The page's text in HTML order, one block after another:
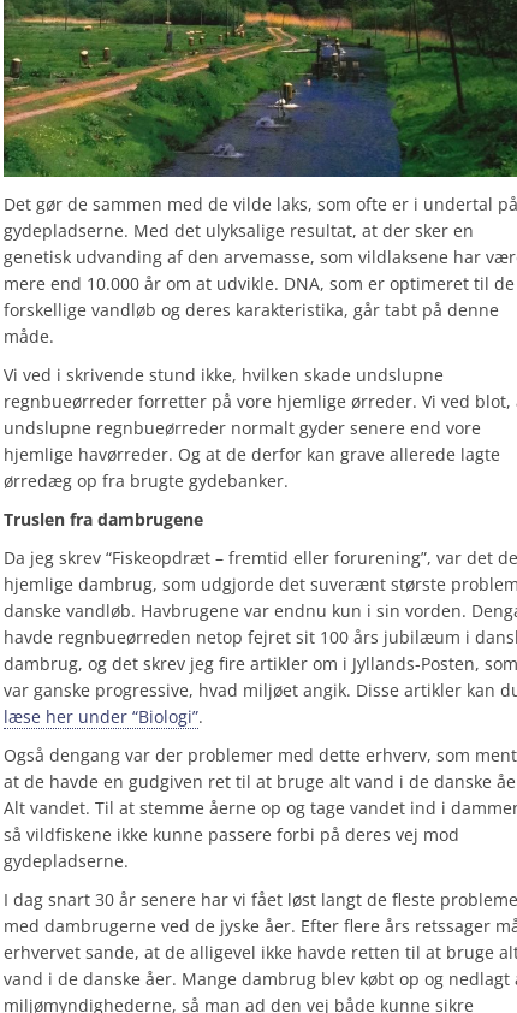
Det gør de sammen med de vilde laks, som ofte er i undertal på
gydepladserne. Med det ulyksalige resultat, at der sker en
genetisk udvanding af den arvemasse, som vildlaksene har
mere end 10.000 år om at udvikle. DNA, som er optimeret til de
forskellige vandløb og deres karakteristika, går tabt på denne
måde.
Vi ved i skrivende stund ikke, hvilken skade undslupne
regnbueørreder forretter på vore hjemlige ørreder. Vi ved blot,
undslupne regnbueørreder normalt gyder senere end vore
hjemlige havørreder. Og at de derfor kan grave allerede lagte
ørredæg op fra brugte gydebanker.
Truslen fra dambrugene
Da jeg skrev “Fiskeopdræt – fremtid eller forurening”, var det de
hjemlige dambrug, som udgjorde det suverænt største
danske vandløb. Havbrugene var endnu kun i sin vorden.
havde regnbueørreden netop fejret sit 100 års jubilæum i
dambrug, og det skrev jeg fire artikler om i Jyllands-Posten, som
var ganske progressive, hvad miljøet angik. Disse artikler kan
læse her under “Biologi”.
Også dengang var der problemer med dette erhverv, som
at de havde en gudgiven ret til at bruge alt vand i de danske
Alt vandet. Til at stemme åerne op og tage vandet ind i
så vildfiskene ikke kunne passere forbi på deres vej mod
gydepladserne.
I dag snart 30 år senere har vi fået løst langt de fleste
med dambrugerne ved de jyske åer. Efter flere års retssager
erhvervet sande, at de alligevel ikke havde retten til at bruge
vand i de danske åer. Mange dambrug blev købt op og nedlagt
miljømyndighederne, så man ad den vej både kunne sikre